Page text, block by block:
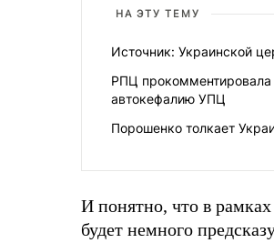
НА ЭТУ ТЕМУ
Источник: Украинской
РПЦ
автокефалию УПЦ
Порошенко толкает
И понятно, что в
будет немного